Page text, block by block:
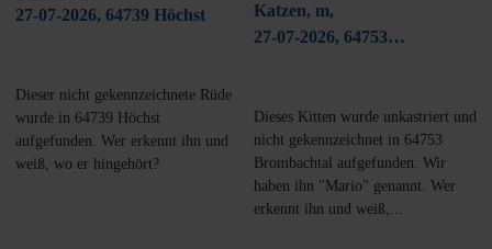
27-07-2026, 64739 Höchst
Dieser nicht gekennzeichnete Rüde
wurde in 64739 Höchst
aufgefunden. Wer erkennt ihn und
weiß, wo er hingehört?
Katzen, m,
27-07-2026, 64753
Dieses Kitten wurde unkastriert und
nicht gekennzeichnet in 64753
Brombachtal aufgefunden. Wir
haben ihn "Mario" genannt. Wer
erkennt ihn und weiß,...